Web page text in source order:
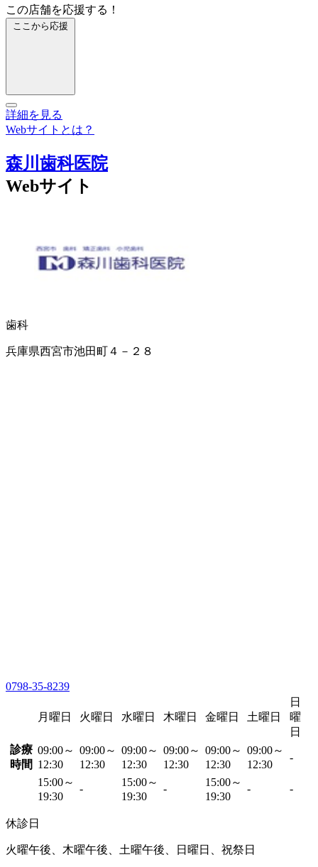
この店舗を応援する！
ここから応援
詳細を見る
Webサイトとは？
森川歯科医院
Webサイト
歯科
兵庫県西宮市池田町４－２８
0798-35-8239
月曜日 火曜日 水曜日 木曜日 金曜日 土曜日
日
曜
日
診療
時間
09:00～
12:30
09:00～
12:30
09:00～
12:30
09:00～
12:30
09:00～
12:30
09:00～
12:30
-
15:00～
19:30
-
15:00～
19:30
-
15:00～
19:30
- -
休診日
火曜午後、木曜午後、土曜午後、日曜日、祝祭日